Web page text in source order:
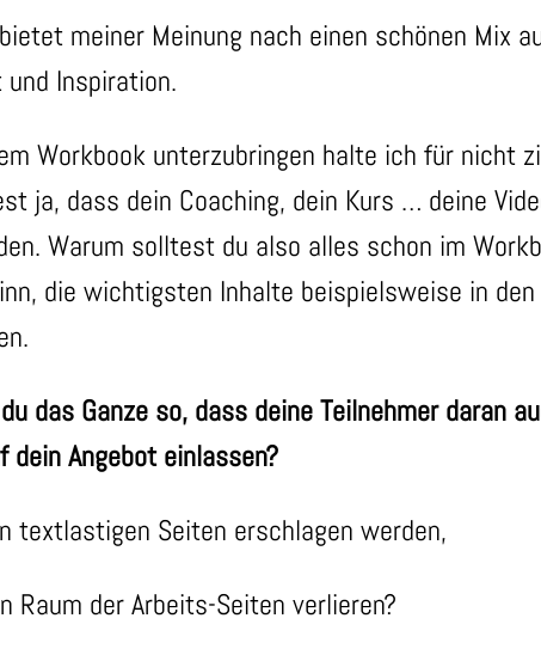
meiner Meinung nach einen schönen Mix
Inspiration.
Workbook unterzubringen halte ich für nicht
ja, dass dein Coaching, dein Kurs … deine
Warum solltest du also alles schon im
die wichtigsten Inhalte beispielsweise in
das Ganze so, dass deine Teilnehmer daran
dein Angebot einlassen?
textlastigen Seiten erschlagen werden,
Raum der Arbeits-Seiten verlieren?